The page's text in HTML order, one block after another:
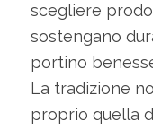
scegliere
sostengano
portino
La tradizione
proprio quella